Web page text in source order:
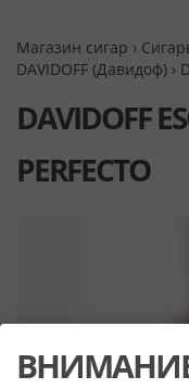
Магазин сигар ›
DAVIDOFF (Давидоф) ›
DAVIDOFF
PERFECTO